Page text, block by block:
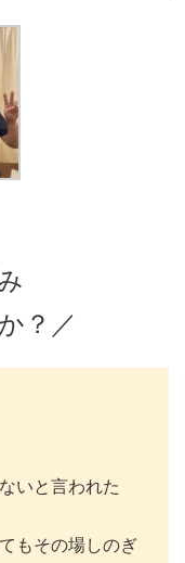
？／
いと言われた
もその場しのぎ